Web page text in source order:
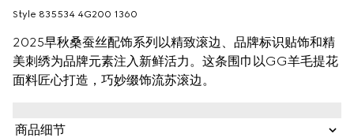
Style ‎835534 4G200 1360
2025早秋桑蚕丝配饰系列以精致滚边、品牌标识贴饰和精
美刺绣为品牌元素注入新鲜活力。这条围巾以GG羊毛提花
面料匠心打造，巧妙缀饰流苏滚边。
商品细节